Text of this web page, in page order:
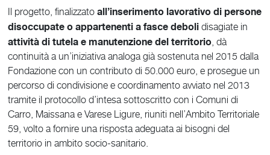
Il progetto, finalizzatoall’inserimento lavorativo di persone
disoccupate o appartenenti a fasce deboli disagiate in
attività di tutela e manutenzione del territorio, dà
continuità a un’iniziativa analoga già sostenuta nel 2015 dalla
Fondazione con un contributo di 50.000 euro, e prosegue un
percorso di condivisione e coordinamento avviato nel 2013
tramite il protocollo d’intesa sottoscritto con i Comuni di
Carro, Maissana e Varese Ligure, riuniti nell’Ambito Territoriale
59, volto a fornire una risposta adeguata ai bisogni del
territorio in ambito socio-sanitario.